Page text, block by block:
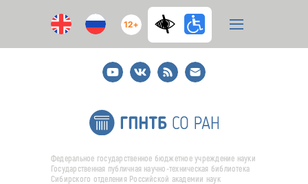
12+
YoutubeВКонтакте
RSS
E-
mail
подписка
Федеральное государственное бюджетное учреждение науки
Государственная публичная научно-техническая библиотека
Сибирского отделения Российской академии наук